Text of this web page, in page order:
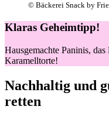
© Bäckerei Snack by
Klaras Geheimtipp!
Hausgemachte Paninis,
Karamelltorte!
Nachhaltig und
retten